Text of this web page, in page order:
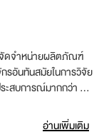
จัดจำหน่ายผลิตภัณฑ์
กรอันทันสมัยในการวิจัย
สบการณ์มากกว่า 10
ทั่วประเทศ วิสัยอ่านเพิ่มเติม